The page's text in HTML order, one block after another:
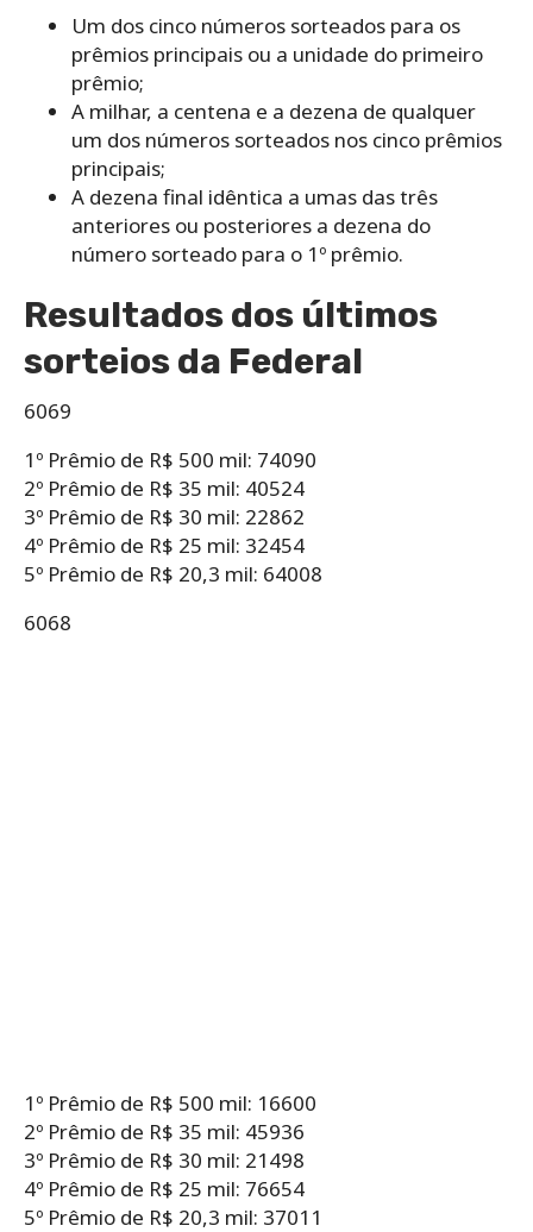
Um dos cinco números sorteados para os
prêmios principais ou a unidade do primeiro
prêmio;
A milhar, a centena e a dezena de qualquer
um dos números sorteados nos cinco prêmios
principais;
A dezena final idêntica a umas das três
anteriores ou posteriores a dezena do
número sorteado para o 1º prêmio.
Resultados dos últimos
sorteios da Federal
6069
1º Prêmio de R$ 500 mil: 74090
2º Prêmio de R$ 35 mil: 40524
3º Prêmio de R$ 30 mil: 22862
4º Prêmio de R$ 25 mil: 32454
5º Prêmio de R$ 20,3 mil: 64008
6068
1º Prêmio de R$ 500 mil: 16600
2º Prêmio de R$ 35 mil: 45936
3º Prêmio de R$ 30 mil: 21498
4º Prêmio de R$ 25 mil: 76654
5º Prêmio de R$ 20,3 mil: 37011